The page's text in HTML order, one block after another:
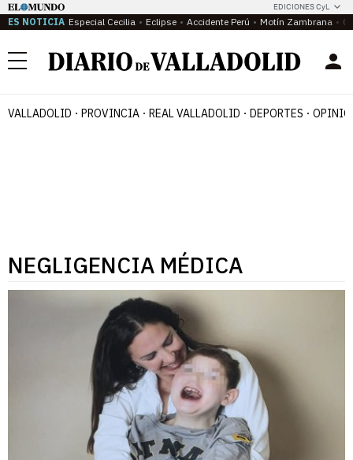
EDICIONES CyL
ES NOTICIA Especial Cecilia Eclipse Accidente Perú Motín Zambrana
Menú
VALLADOLID PROVINCIA REAL VALLADOLID DEPORTES
NEGLIGENCIA MÉDICA